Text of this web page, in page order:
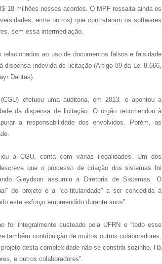
18 milhões nesses acordos. O MPF ressalta ainda os
entre outros) que contrataram os softwares
sem essa intermediação.
relacionados ao uso de documentos falsos e falsidade
dispensa indevida de licitação (Artigo 89 da Lei 8.666,
Dantas).
efetuou uma auditoria, em 2013, e apontou a
da dispensa de licitação. O órgão recomendou à
a responsabilidade dos envolvidos. Porém, as
a CGU, conta com várias ilegalidades. Um dos
que o processo de criação dos sistemas foi
Gleydson assumiu a Diretoria de Sistemas. O
do projeto e a “co-titularidade” a ser concedida à
este esforço empreendido durante anos”.
foi integralmente custeado pela UFRN e “todo esse
contribuição de muitos outros colaboradores,
desta complexidade não se constrói sozinho. Há
e outros colaboradores”.